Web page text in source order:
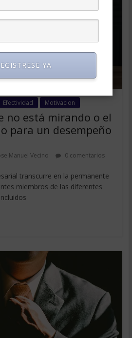
Efectividad Motivacion
no está mirando o el
para un desempeño
Manuel Vecino 0 comentarios
transcurre en la permanente
miembros de las diferentes
YA